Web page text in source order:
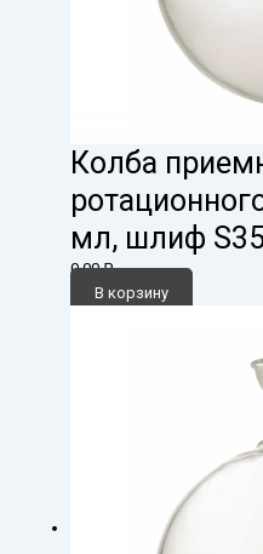
Колба
мл, шлиф
0,00₽
В корзину